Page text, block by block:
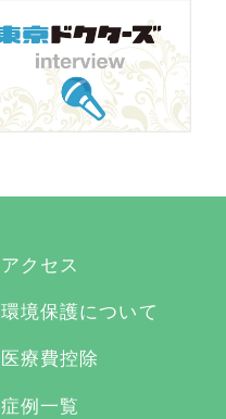
アクセス
環境保護について
医療費控除
症例一覧